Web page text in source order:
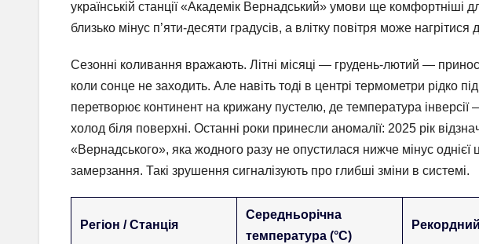
українській станції «Академік Вернадський» умови ще комфортніші
близько мінус п’яти-десяти градусів, а влітку повітря може нагрітися
Сезонні коливання вражають. Літні місяці — грудень-лютий —
коли сонце не заходить. Але навіть тоді в центрі термометри рідко
перетворює континент на крижану пустелю, де температура
холод біля поверхні. Останні роки принесли аномалії: 2025 рік
«Вернадського», яка жодного разу не опустилася нижче мінус однієї
замерзання. Такі зрушення сигналізують про глибші зміни в системі.
Регіон / Станція
Середньорічна
температура (°C)